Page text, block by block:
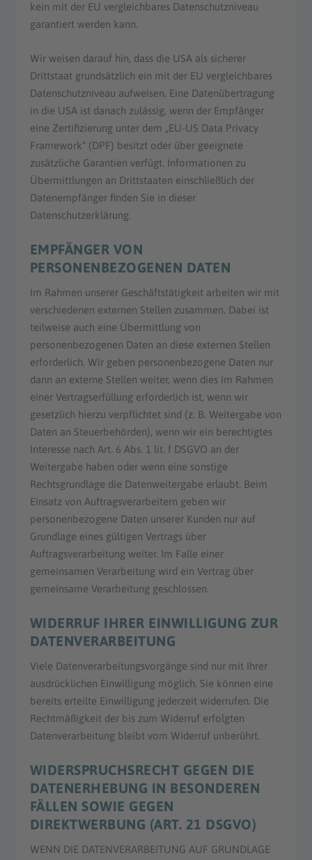
kein mit der EU vergleichbares Datenschutzniveau
garantiert werden kann.
Wir weisen darauf hin, dass die USA als sicherer
Drittstaat grundsätzlich ein mit der EU vergleichbares
Datenschutzniveau aufweisen. Eine Datenübertragung
in die USA ist danach zulässig, wenn der Empfänger
eine Zertifizierung unter dem „EU-US Data Privacy
Framework“ (DPF) besitzt oder über geeignete
zusätzliche Garantien verfügt. Informationen zu
Übermittlungen an Drittstaaten einschließlich der
Datenempfänger finden Sie in dieser
Datenschutzerklärung.
EMPFÄNGER VON
PERSONENBEZOGENEN DATEN
Im Rahmen unserer Geschäftstätigkeit arbeiten wir mit
verschiedenen externen Stellen zusammen. Dabei ist
teilweise auch eine Übermittlung von
personenbezogenen Daten an diese externen Stellen
erforderlich. Wir geben personenbezogene Daten nur
dann an externe Stellen weiter, wenn dies im Rahmen
einer Vertragserfüllung erforderlich ist, wenn wir
gesetzlich hierzu verpflichtet sind (z. B. Weitergabe von
Daten an Steuerbehörden), wenn wir ein berechtigtes
Interesse nach Art. 6 Abs. 1 lit. f DSGVO an der
Weitergabe haben oder wenn eine sonstige
Rechtsgrundlage die Datenweitergabe erlaubt. Beim
Einsatz von Auftragsverarbeitern geben wir
personenbezogene Daten unserer Kunden nur auf
Grundlage eines gültigen Vertrags über
Auftragsverarbeitung weiter. Im Falle einer
gemeinsamen Verarbeitung wird ein Vertrag über
gemeinsame Verarbeitung geschlossen.
WIDERRUF IHRER EINWILLIGUNG ZUR
DATENVERARBEITUNG
Viele Datenverarbeitungsvorgänge sind nur mit Ihrer
ausdrücklichen Einwilligung möglich. Sie können eine
bereits erteilte Einwilligung jederzeit widerrufen. Die
Rechtmäßigkeit der bis zum Widerruf erfolgten
Datenverarbeitung bleibt vom Widerruf unberührt.
WIDERSPRUCHSRECHT GEGEN DIE
DATENERHEBUNG IN BESONDEREN
FÄLLEN SOWIE GEGEN
DIREKTWERBUNG (ART. 21 DSGVO)
WENN DIE DATENVERARBEITUNG AUF GRUNDLAGE